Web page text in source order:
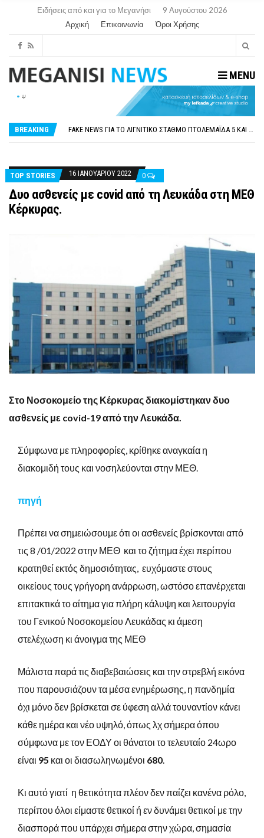
Ειδήσεις από και για το Μεγανήσι
9 Αυγούστου 2026
Αρχική
Επικοινωνία Όροι Χρήσης
MENU
BREAKING
ΠΑΡΑΙΤΉΘΗΚΕ Η ΑΝΤΙΔΉΜΑΡΧΟΣ ΠΟΛΙΤΙΣΜΟΎ ΜΕΓΑΝΗΣΊΟΥ Κ . ΕΥΑΓΓΕΛΊΑ ΜΕΛΆ. Η ΕΠΙΣΤΟΛΉ ΤΗΣ ΠΑΡΑΊΤΗΣΗΣ
FAKE NEWS ΓΙΑ ΤΟ ΛΙΓΝΙΤΙΚΌ ΣΤΑΘΜΌ ΠΤΟΛΕΜΑΪ́ΔΑ 5 ΚΑΙ ΤΗΝ ΕΝΕΡΓΕΙΑΚΉ ΑΣΦΆΛΕΙΑ ΤΗΣ ΧΏΡΑΣ
TOP STORIES
16 ΙΑΝΟΥΑΡΊΟΥ 2022 0
Δυο ασθενείς με covid από τη Λευκάδα στη ΜΕΘ
Κέρκυρας.
Στο Νοσοκομείο της Κέρκυρας διακομίστηκαν δυο
ασθενείς με covid-19 από την Λευκάδα.
Σύμφωνα με πληροφορίες, κρίθηκε αναγκαία η
διακομιδή τους και νοσηλεύονται στην ΜΕΘ.
πηγή
Πρέπει να σημειώσουμε ότι οι ασθενείς βρίσκονται από
τις 8 /01/2022 στην ΜΕΘ και το ζήτημα έχει περίπου
κρατηθεί εκτός δημοσιότητας, ευχόμαστε στους
οικείους τους γρήγορη ανάρρωση, ωστόσο επανέρχεται
επιτακτικά το αίτημα για πλήρη κάλυψη και λειτουργία
του Γενικού Νοσοκομείου Λευκάδας κι άμεση
στελέχωση κι άνοιγμα της ΜΕΘ
Μάλιστα παρά τις διαβεβαιώσεις και την στρεβλή εικόνα
που παρουσιάζουν τα μέσα ενημέρωσης, η πανδημία
όχι μόνο δεν βρίσκεται σε ύφεση αλλά τουναντίον κάνει
κάθε ημέρα και νέο υψηλό, όπως λχ σήμερα όπου
σύμφωνα με τον ΕΟΔΥ οι θάνατοι το τελευταίο 24ωρο
είναι 95 και οι διασωληνωμένοι 680.
Κι αυτό γιατί η θετικότητα πλέον δεν παίζει κανένα ρόλο,
περίπου όλοι είμαστε θετικοί ή εν δυνάμει θετικοί με την
διασπορά που υπάρχει σήμερα στην χώρα, σημασία